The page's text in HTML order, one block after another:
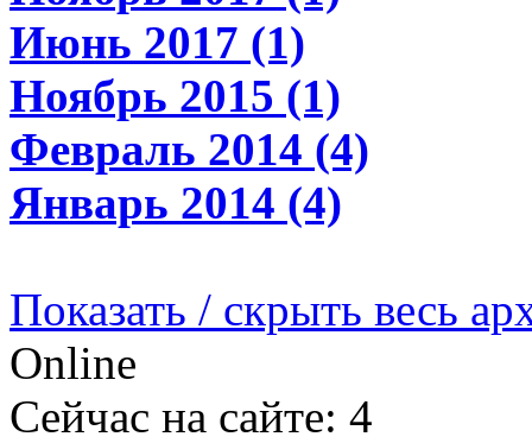
Июнь 2017 (1)
Ноябрь 2015 (1)
Февраль 2014 (4)
Январь 2014 (4)
Показать / скрыть весь
Online
Сейчас на сайте: 4